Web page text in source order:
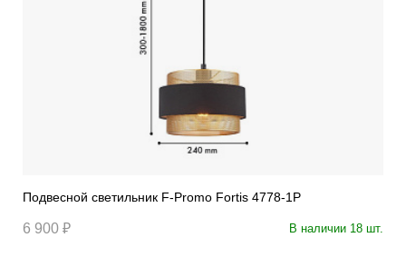
Подвесной светильник F-Promo Fortis 4778-1P
6 900 ₽ В наличии 18 шт.